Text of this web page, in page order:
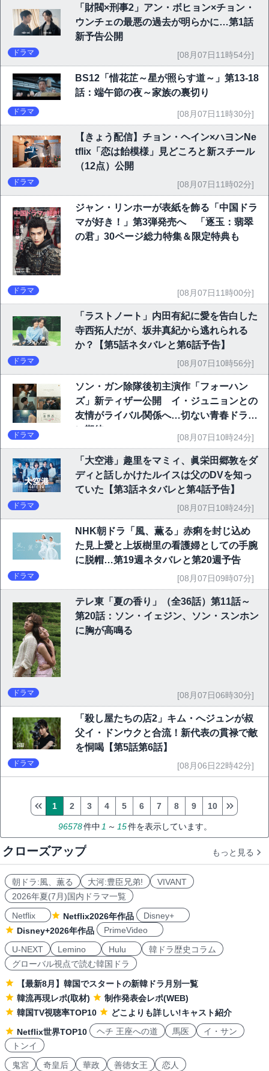
「財閥×刑事2」アン・ボヒョン×チョン・
ウンチェの最悪の過去が明らかに…第1話
新予告公開
ドラマ [08月07日11時54分]
BS12「惜花芷～星が照らす道～」第13-18
話：端午節の夜～家族の裏切り
ドラマ [08月07日11時30分]
【きょう配信】チョン・ヘイン×ハヨンNe
tflix「恋は飴模様」見どころと新スチール
（12点）公開
ドラマ [08月07日11時02分]
ジャン・リンホーが表紙を飾る「中国ドラ
マが好き！」第3弾発売へ 「逐玉：翡翠
の君」30ページ総力特集＆限定特典も
ドラマ [08月07日11時00分]
「ラストノート」内田有紀に愛を告白した
寺西拓人だが、坂井真紀から逃れられる
か？【第5話ネタバレと第6話予告】
ドラマ [08月07日10時56分]
ソン・ガン除隊後初主演作「フォーハン
ズ」新ティザー公開 イ・ジュニョンとの
友情がライバル関係へ…切ない青春ドラマ
に期待
ドラマ [08月07日10時24分]
「大空港」趣里をマミィ、眞栄田郷敦をダ
ディと話しかけたルイスは父のDVを知っ
ていた【第3話ネタバレと第4話予告】
ドラマ [08月07日10時24分]
NHK朝ドラ「風、薫る」赤痢を封じ込め
た見上愛と上坂樹里の看護婦としての手腕
に脱帽…第19週ネタバレと第20週予告
ドラマ [08月07日09時07分]
テレ東「夏の香り」（全36話）第11話～
第20話：ソン・イェジン、ソン・スンホン
に胸が高鳴る
ドラマ [08月07日06時30分]
「殺し屋たちの店2」キム・へジュンが叔
父イ・ドンウクと合流！新代表の貫禄で敵
を恫喝【第5話第6話】
ドラマ [08月06日22時42分]
96578件中 1 ～ 15件を表示しています。
1 2 3 4 5 6 7 8 9 10
クローズアップ もっと見る
朝ドラ:風、薫る 大河:豊臣兄弟!
VIVANT
2026年夏(7月)国内ドラマ一覧
Netflix
Netflix2026年作品
Disney+
Disney+2026年作品
PrimeVideo
U-NEXT
Lemino Hulu
韓ドラ歴史コラム
グローバル視点で読む韓国ドラ
【最新8月】韓国でスタートの新韓ドラ月別一覧
韓流再現レポ(取材)
制作発表会レポ(WEB)
韓国TV視聴率TOP10
どこよりも詳しい!キャスト紹介
Netflix世界TOP10
ヘチ 王座への道 馬医
イ・サン
トンイ
鬼宮
奇皇后 華政 善徳女王 恋人